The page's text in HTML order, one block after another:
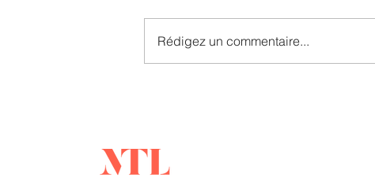
Rédigez un commentaire...